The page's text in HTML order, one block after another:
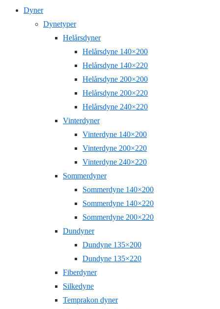
Dyner
Dynetyper
Helårsdyner
Helårsdyne 140×200
Helårsdyne 140×220
Helårsdyne 200×200
Helårsdyne 200×220
Helårsdyne 240×220
Vinterdyner
Vinterdyne 140×200
Vinterdyne 200×220
Vinterdyne 240×220
Sommerdyner
Sommerdyne 140×200
Sommerdyne 140×220
Sommerdyne 200×220
Dundyner
Dundyne 135×200
Dundyne 135×220
Fiberdyner
Silkedyne
Temprakon dyner